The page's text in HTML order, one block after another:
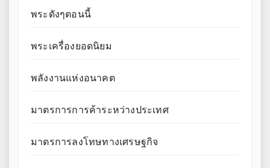
พระดังๆตอนนี้
พระเครื่องยอดนิยม
พลังงานแห่งอนาคต
มาตรการการค้าระหว่างประเทศ
มาตรการลงโทษทางเศรษฐกิจ